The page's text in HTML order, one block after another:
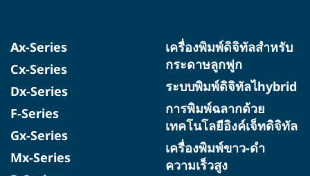
Ax-Series
Cx-Series
Dx-Series
F-Series
Gx-Series
Mx-Series
เครื่องพิมพ์ดิจิทัลสำหรับ
กระดาษลูกฟูก
ระบบพิมพ์ดิจิทัลไhybrid
การพิมพ์ฉลากด้วย
เทคโนโลยีอิงค์เจ็ทดิจิทัล
เครื่องพิมพ์ขาว-ดำ
ความเร็วสูง